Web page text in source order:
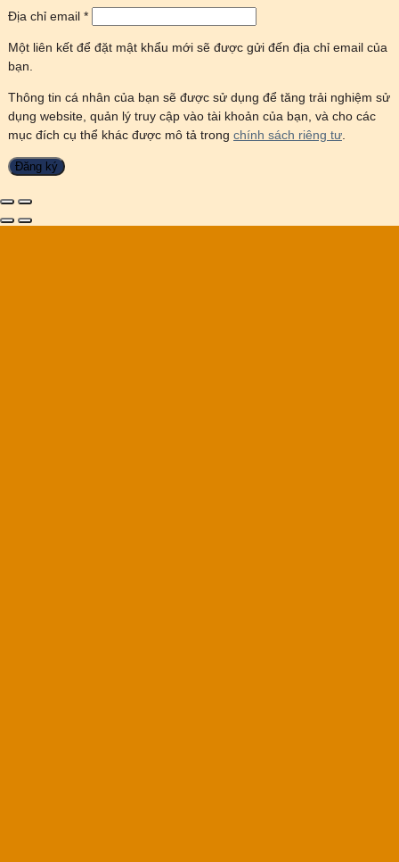
Địa chỉ email *
Một liên kết để đặt mật khẩu mới sẽ được gửi đến địa chỉ email của
bạn.
Thông tin cá nhân của bạn sẽ được sử dụng để tăng trải nghiệm sử
dụng website, quản lý truy cập vào tài khoản của bạn, và cho các
mục đích cụ thể khác được mô tả trong chính sách riêng tư
Đăng ký